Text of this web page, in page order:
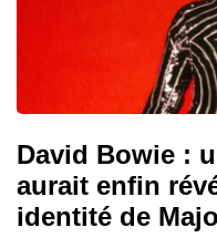
David Bowie :
aurait enfin
identité de